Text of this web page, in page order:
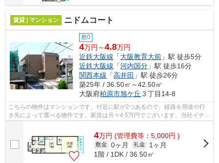
賃貸 | マンション ニドムコート
敷0
4万円～4.8万円
近鉄大阪線 「大阪教育大前 」駅 徒歩5分
近鉄大阪線 「河内国分 」駅 徒歩16分
関西本線 「高井田 」駅 徒歩26分
築25年 / 36.50㎡～42.50㎡
大阪府柏原市旭ケ丘 ３丁目14-8
こちらの物件はマンションです。付近に駅が2つあるので、経路を用途や行
き先によって選べる物件です。家賃は月々4.5万円でございます。当社イチオ
4万円 (管理費等：5,000円 )
敷金 0ヶ月 礼金
1ヶ月
1階 / 1DK / 36.50㎡